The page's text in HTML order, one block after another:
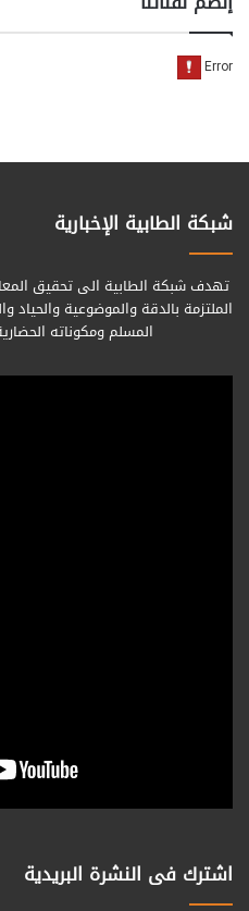
شبكة الطابية الإخبارية
تهدف شبكة الطابية الى تحقيق
الملتزمة بالدقة والموضوعية والحياد
المسلم ومكوناته
اشترك فى النشرة البريدية